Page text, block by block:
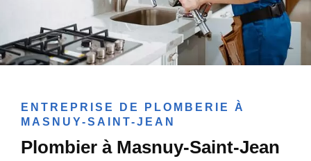
ENTREPRISE DE PLOMBERIE À
MASNUY-SAINT-JEAN
Plombier à Masnuy-Saint-Jean